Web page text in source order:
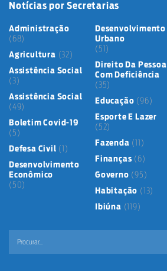
Notícias por Secretarias
Administração
(68)
Agricultura (32)
Assistência Social
(3)
Assistência Social
(49)
Boletim Covid-19
(5)
Defesa Civil (1)
Desenvolvimento
Econômico
(50)
Desenvolvimento
Urbano
(51)
Direito Da Pessoa
Com Deficiência
(35)
Educação (96)
Esporte E Lazer
(52)
Fazenda (11)
Finanças (6)
Governo (95)
Habitação (13)
Ibiúna (119)